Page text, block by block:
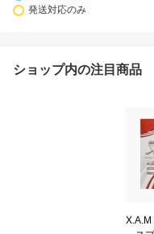
発送対応のみ
ショップ内の注目商品